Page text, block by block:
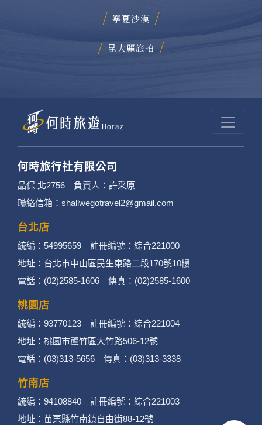
寧夏沙漠
昆大麗旅拍
何時旅行社有限公司
品保 北2756 負責人：許采原
聯絡信箱：shallwegotravel2@gmail.com
台北店
統編：54995659 註冊編號：綜合221000
地址：台北市中山區民生東路二段170號10樓
電話：(02)2585-1606 傳真：(02)2585-1600
桃園店
統編：93770123 註冊編號：綜合221004
地址：桃園市蘆竹區大竹路506-12號
電話：(03)313-5656 傳真：(03)313-3338
竹南店
統編：94108840 註冊編號：綜合221003
地址：苗栗縣竹南鎮自由街88-12號